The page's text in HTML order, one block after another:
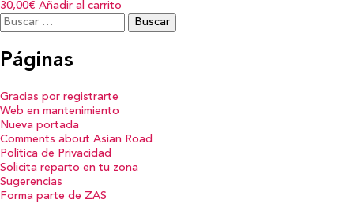
30,00€ Añadir al carrito
Buscar:
Páginas
Gracias por registrarte
Web en mantenimiento
Nueva portada
Comments about Asian Road
Política de Privacidad
Solicita reparto en tu zona
Sugerencias
Forma parte de ZAS